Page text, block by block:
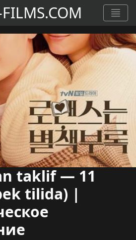
taklif — 11
tilida) |